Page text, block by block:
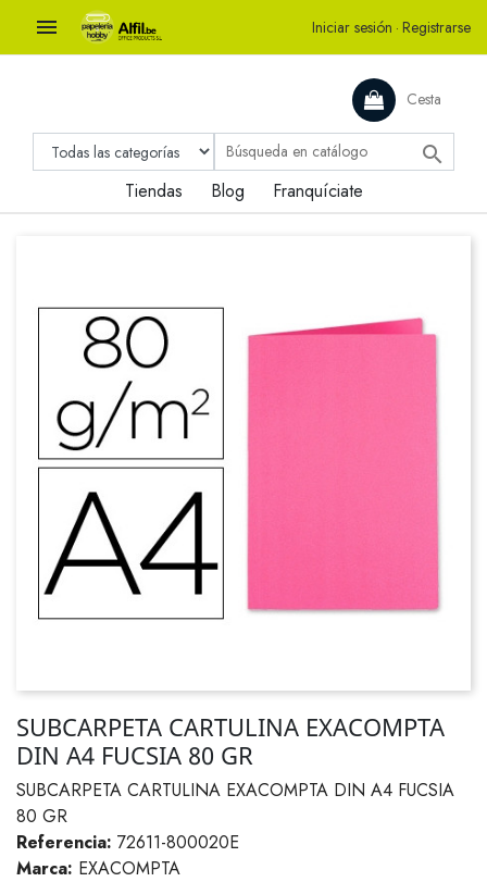
 Iniciar sesión · Registrarse
Cesta

Tiendas Blog Franquíciate
SUBCARPETA CARTULINA EXACOMPTA
DIN A4 FUCSIA 80 GR
SUBCARPETA CARTULINA EXACOMPTA DIN A4 FUCSIA
80 GR
Referencia: 72611-800020E
Marca: EXACOMPTA